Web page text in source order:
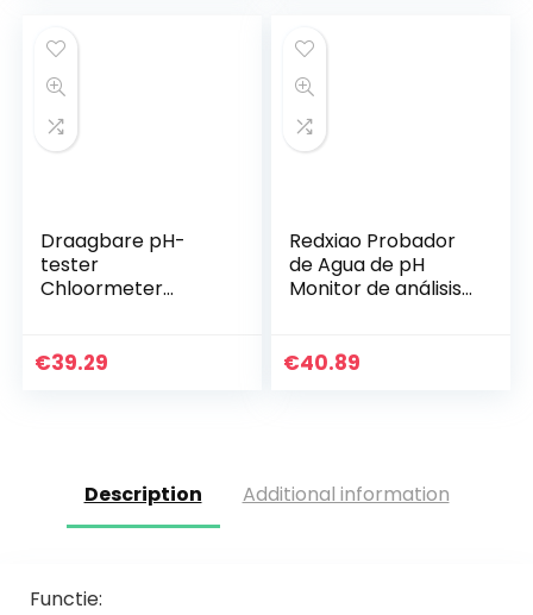
Draagbare pH-
tester
Chloormeter
trole Checker Test
€39.29
Redxiao Probador
de Agua de pH
Monitor de análisis
Piscina de Cloro
€40.89
Description Additional information
Functie: